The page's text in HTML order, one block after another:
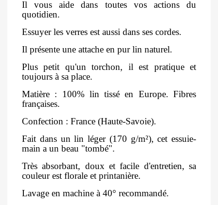
Il vous aide dans toutes vos actions du
quotidien.
Essuyer les verres est aussi dans ses cordes.
Il présente une attache en pur lin naturel.
Plus petit qu'un torchon, il est pratique et
toujours à sa place.
Matière : 100% lin tissé en Europe. Fibres
françaises.
Confection : France (Haute-Savoie).
Fait dans un lin léger (170 g/m²), cet essuie-
main a un beau "tombé".
Très absorbant, doux et facile d'entretien, sa
couleur est florale et printanière.
Lavage en machine à 40° recommandé.